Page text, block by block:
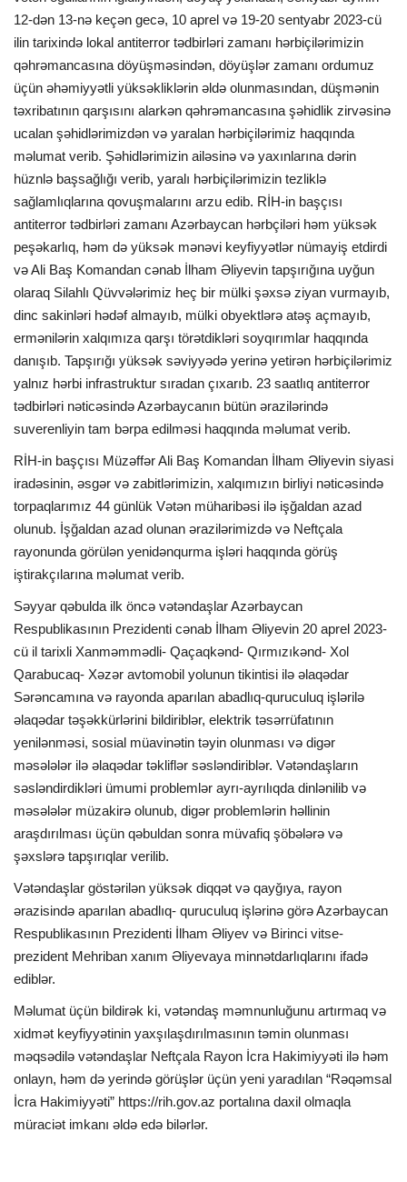
12-dən 13-nə keçən gecə, 10 aprel və 19-20 sentyabr 2023-cü
ilin tarixində lokal antiterror tədbirləri zamanı hərbiçilərimizin
qəhrəmancasına döyüşməsindən, döyüşlər zamanı ordumuz
üçün əhəmiyyətli yüksəkliklərin əldə olunmasından, düşmənin
təxribatının qarşısını alarkən qəhrəmancasına şəhidlik zirvəsinə
ucalan şəhidlərimizdən və yaralan hərbiçilərimiz haqqında
məlumat verib. Şəhidlərimizin ailəsinə və yaxınlarına dərin
hüznlə başsağlığı verib, yaralı hərbiçilərimizin tezliklə
sağlamlıqlarına qovuşmalarını arzu edib. RİH-in başçısı
antiterror tədbirləri zamanı Azərbaycan hərbçiləri həm yüksək
peşəkarlıq, həm də yüksək mənəvi keyfiyyətlər nümayiş etdirdi
və Ali Baş Komandan cənab İlham Əliyevin tapşırığına uyğun
olaraq Silahlı Qüvvələrimiz heç bir mülki şəxsə ziyan vurmayıb,
dinc sakinləri hədəf almayıb, mülki obyektlərə atəş açmayıb,
ermənilərin xalqımıza qarşı törətdikləri soyqırımlar haqqında
danışıb. Tapşırığı yüksək səviyyədə yerinə yetirən hərbiçilərimiz
yalnız hərbi infrastruktur sıradan çıxarıb. 23 saatlıq antiterror
tədbirləri nəticəsində Azərbaycanın bütün ərazilərində
suverenliyin tam bərpa edilməsi haqqında məlumat verib.
RİH-in başçısı Müzəffər Ali Baş Komandan İlham Əliyevin siyasi
iradəsinin, əsgər və zabitlərimizin, xalqımızın birliyi nəticəsində
torpaqlarımız 44 günlük Vətən müharibəsi ilə işğaldan azad
olunub. İşğaldan azad olunan ərazilərimizdə və Neftçala
rayonunda görülən yenidənqurma işləri haqqında görüş
iştirakçılarına məlumat verib.
Səyyar qəbulda ilk öncə vətəndaşlar Azərbaycan
Respublikasının Prezidenti cənab İlham Əliyevin 20 aprel 2023-
cü il tarixli Xanməmmədli- Qaçaqkənd- Qırmızıkənd- Xol
Qarabucaq- Xəzər avtomobil yolunun tikintisi ilə əlaqədar
Sərəncamına və rayonda aparılan abadlıq-quruculuq işlərilə
əlaqədar təşəkkürlərini bildiriblər, elektrik təsərrüfatının
yenilənməsi, sosial müavinətin təyin olunması və digər
məsələlər ilə əlaqədar təkliflər səsləndiriblər. Vətəndaşların
səsləndirdikləri ümumi problemlər ayrı-ayrılıqda dinlənilib və
məsələlər müzakirə olunub, digər problemlərin həllinin
araşdırılması üçün qəbuldan sonra müvafiq şöbələrə və
şəxslərə tapşırıqlar verilib.
Vətəndaşlar göstərilən yüksək diqqət və qayğıya, rayon
ərazisində aparılan abadlıq- quruculuq işlərinə görə Azərbaycan
Respublikasının Prezidenti İlham Əliyev və Birinci vitse-
prezident Mehriban xanım Əliyevaya minnətdarlıqlarını ifadə
ediblər.
Məlumat üçün bildirək ki, vətəndaş məmnunluğunu artırmaq və
xidmət keyfiyyətinin yaxşılaşdırılmasının təmin olunması
məqsədilə vətəndaşlar Neftçala Rayon İcra Hakimiyyəti ilə həm
onlayn, həm də yerində görüşlər üçün yeni yaradılan “Rəqəmsal
İcra Hakimiyyəti” https://rih.gov.az portalına daxil olmaqla
müraciət imkanı əldə edə bilərlər.